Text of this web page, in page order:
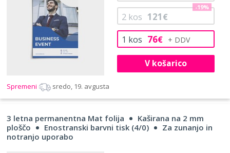
1 kos 76€
2kos 121€
-19%
V košarico
Spremeni sredo, 19. avgusta
3 letna permanentna Mat folija
Kaširana na 2 mm
ploščo
Enostranski barvni tisk (4/0)
Za zunanjo in
notranjo uporabo